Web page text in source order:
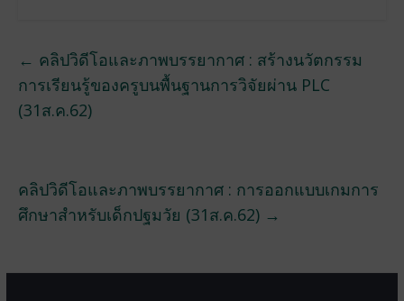
← คลิปวิดีโอและภาพบรรยากาศ : สร้างนวัตกรรม
การเรียนรู้ของครูบนพื้นฐานการวิจัยผ่าน PLC
(31ส.ค.62)
คลิปวิดีโอและภาพบรรยากาศ : การออกแบบเกมการ
ศึกษาสำหรับเด็กปฐมวัย (31ส.ค.62) →